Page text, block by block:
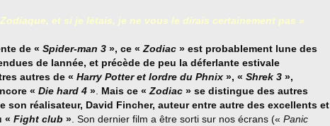
et si je létais, je ne vous le dirais certainement pas »
de « Spider-man 3 », ce « Zodiac » est probablement lune des
de lannée, et précède de peu la déferlante estivale
autres de « Harry Potter et lordre du Phnix », « Shrek 3 »,
« Die hard 4 » Mais ce « Zodiac » se distingue des autres
son réalisateur, David Fincher, auteur entre autre des excellents et
« Fight club » . Son dernier film a être sorti sur nos écrans (« Panic